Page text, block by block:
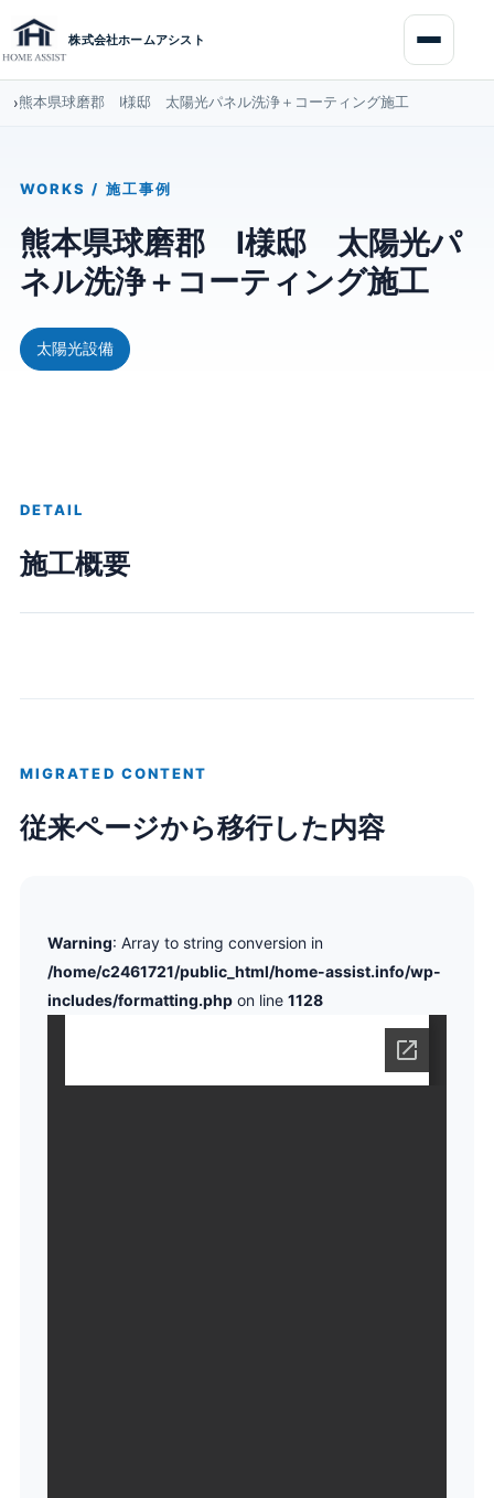
ン
ン
ビ
ー
›熊本県球磨郡 I様邸 太陽光パネル洗浄＋コーティング施工
WORKS / 施工事例
熊本県球磨郡 I様邸 太陽光パ
ネル洗浄＋コーティング施工
太陽光設備
DETAIL
施工概要
MIGRATED CONTENT
従来ページから移行した内容
Warning: Array to string conversion in
/home/c2461721/public_html/home-assist.info/wp-
includes/formatting.php on line 1128
株式会社ホームアシスト